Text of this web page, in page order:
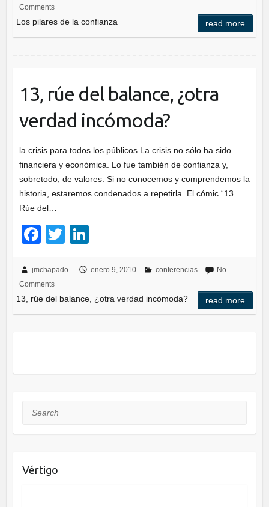
e
b
k
er e
dI
Comments
Los pilares de la confianza read more
13, rúe del balance, ¿otra
verdad incómoda?
la crisis para todos los públicos La crisis no sólo ha sido
financiera y económica. Lo fue también de confianza y,
sobretodo, de valores. Si no conocemos y comprendemos la
historia, estaremos condenados a repetirla. El cómic “13
Rúe del…
F
c
e
b
k
T
tt
er
k
e
dI
jmchapado enero 9, 2010 conferencias
No
Comments
13, rúe del balance, ¿otra verdad incómoda? read more
Search
Vértigo